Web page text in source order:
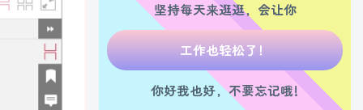
坚持每天来逛逛，会让你
走路也有劲了！
腿也不痛了！
腰也不酸了！
你好我也好，不要忘记哦!